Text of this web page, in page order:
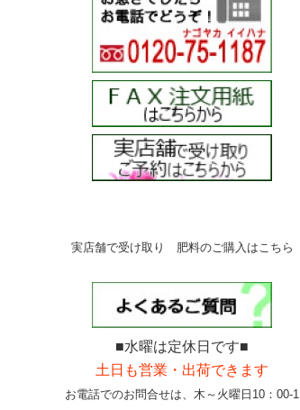
実店舗で受け取り 肥料のご購入はこちら
■水曜は定休日です■
土日も営業・出荷できます
お電話でのお問合せは、 木～火曜日10：00-1